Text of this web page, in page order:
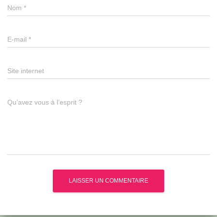
Nom *
E-mail *
Site internet
Qu’avez vous à l’esprit ?